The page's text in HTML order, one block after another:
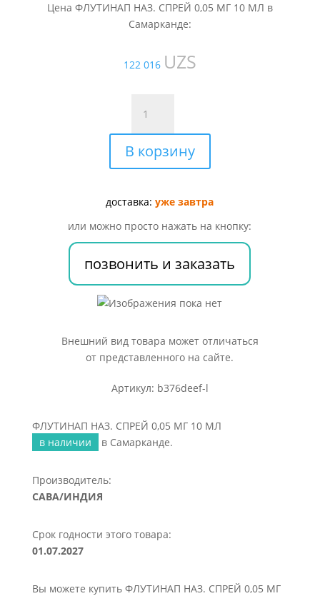
Цена ФЛУТИНАП НАЗ. СПРЕЙ 0,05 МГ 10 МЛ в
Самарканде:
122 016 UZS
товара
ФЛУТИНАП
НАЗ.
СПРЕЙ
МГ
МЛ
В корзину
доставка:уже завтра
или можно просто нажать на кнопку:
позвонить и заказать
Внешний вид товара может отличаться
от представленного на сайте.
Артикул: b376deef-l
ФЛУТИНАП НАЗ. СПРЕЙ 0,05 МГ 10 МЛ
в наличии
в Самарканде.
Производитель:
САВА/ИНДИЯ
Срок годности этого товара:
01.07.2027
Вы можете купить ФЛУТИНАП НАЗ. СПРЕЙ 0,05 МГ